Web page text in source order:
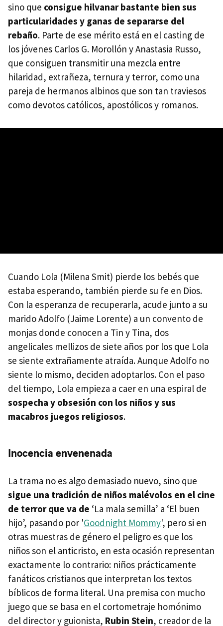
sino que consigue hilvanar bastante bien sus
particularidades y ganas de separarse del
rebaño. Parte de ese mérito está en el casting de
los jóvenes Carlos G. Morollón y Anastasia Russo,
que consiguen transmitir una mezcla entre
hilaridad, extrañeza, ternura y terror, como una
pareja de hermanos albinos que son tan traviesos
como devotos católicos, apostólicos y romanos.
Cuando Lola (Milena Smit) pierde los bebés que
estaba esperando, también pierde su fe en Dios.
Con la esperanza de recuperarla, acude junto a su
marido Adolfo (Jaime Lorente) a un convento de
monjas donde conocen a Tin y Tina, dos
angelicales mellizos de siete años por los que Lola
se siente extrañamente atraída. Aunque Adolfo no
siente lo mismo, deciden adoptarlos. Con el paso
del tiempo, Lola empieza a caer en una espiral de
sospecha y obsesión con los niños y sus
macabros juegos religiosos.
Inocencia envenenada
La trama no es algo demasiado nuevo, sino que
sigue una tradición de niños malévolos en el cine
de terror que va de ‘La mala semilla’ a ‘El buen
hijo’, pasando por 'Goodnight Mommy', pero si en
otras muestras de género el peligro es que los
niños son el anticristo, en esta ocasión representan
exactamente lo contrario: niños prácticamente
fanáticos cristianos que interpretan los textos
bíblicos de forma literal. Una premisa con mucho
juego que se basa en el cortometraje homónimo
del director y guionista, Rubin Stein, creador de la